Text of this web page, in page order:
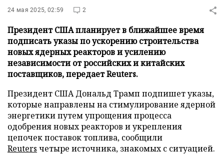
24 мая 2025, 02:59 2
Президент США планирует в ближайшее время
подписать указы по ускорению строительства
новых ядерных реакторов и усилению
независимости от российских и китайских
поставщиков, передает Reuters.
Президент США Дональд Трамп подпишет указы,
которые направлены на стимулирование ядерной
энергетики путем упрощения процесса
одобрения новых реакторов и укрепления
цепочек поставок топлива, сообщили
Reuters четыре источника, знакомых с ситуацией.